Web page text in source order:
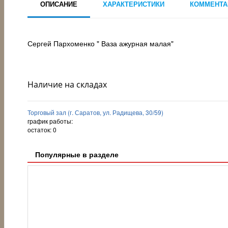
ОПИСАНИЕ ХАРАКТЕРИСТИКИ
Сергей Пархоменко " Ваза ажурная малая"
Наличие на складах
Торговый зал (г. Саратов, ул. Радищева, 30/59)
график работы:
остаток:0
Популярные в разделе